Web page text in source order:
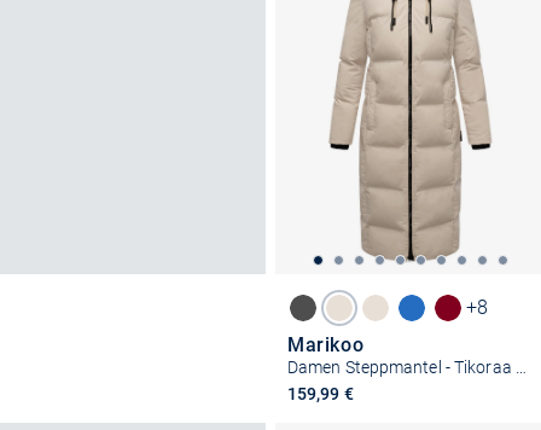
+8
Marikoo
159,99 €